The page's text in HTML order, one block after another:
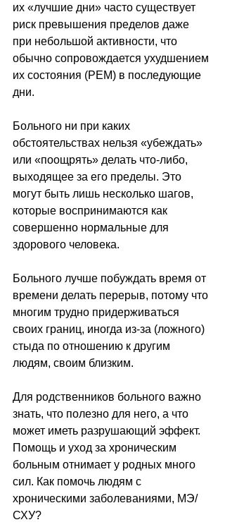
их «лучшие дни» часто существует
риск превышения пределов даже
при небольшой активности, что
обычно сопровождается ухудшением
их состояния (PEM) в последующие
дни.
Больного ни при каких
обстоятельствах нельзя «убеждать»
или «поощрять» делать что-либо,
выходящее за его пределы. Это
могут быть лишь несколько шагов,
которые воспринимаются как
совершенно нормальные для
здорового человека.
Больного лучше побуждать время от
времени делать перерыв, потому что
многим трудно придерживаться
своих границ, иногда из-за (ложного)
стыда по отношению к другим
людям, своим близким.
Для родственников больного важно
знать, что полезно для него, а что
может иметь разрушающий эффект.
Помощь и уход за хроническим
больным отнимает у родных много
сил. Как помочь людям с
хроническими заболеваниями, МЭ/
СХУ?